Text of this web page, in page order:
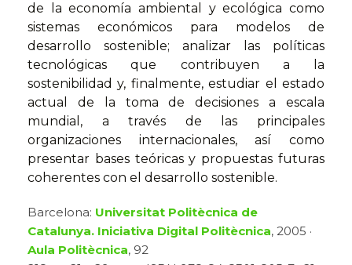
de la economía ambiental y ecológica como
sistemas económicos para modelos de
desarrollo sostenible; analizar las políticas
tecnológicas que contribuyen a la
sostenibilidad y, finalmente, estudiar el estado
actual de la toma de decisiones a escala
mundial, a través de las principales
organizaciones internacionales, así como
presentar bases teóricas y propuestas futuras
coherentes con el desarrollo sostenible.
Barcelona: Universitat Politècnica de
Catalunya. Iniciativa Digital Politècnica, 2005 ·
Aula Politècnica, 92